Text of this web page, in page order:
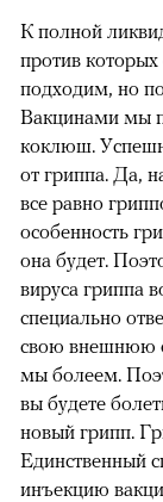
К полной
против
подходим, но
Вакцинами мы
коклюш.
от гриппа. Да,
все равно
особенность
она будет.
вируса гриппа
специально
свою внешнюю
мы болеем.
вы будете
новый грипп.
Единственный
инъекцию